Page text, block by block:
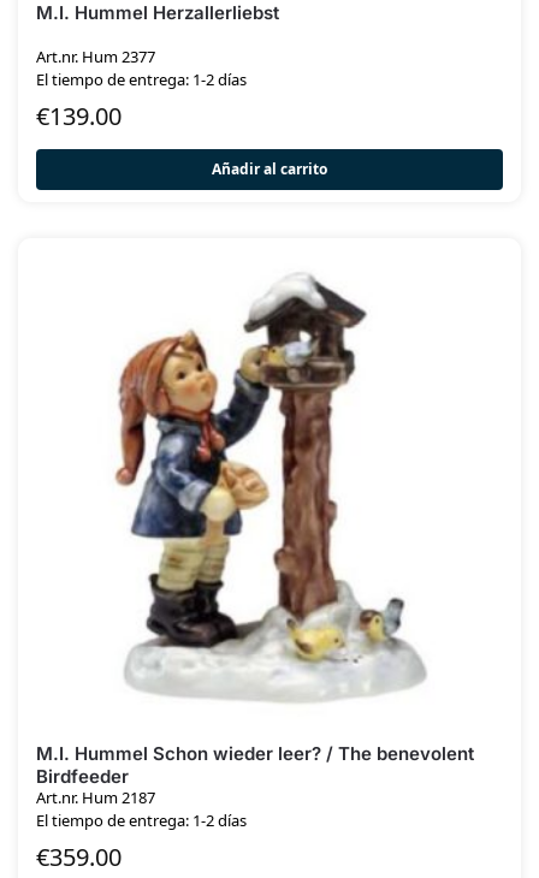
M.I. Hummel Herzallerliebst
Art.nr. Hum 2377
El tiempo de entrega: 1-2 días
€139.00
Añadir al carrito
M.I. Hummel Schon wieder leer? / The benevolent
Birdfeeder
Art.nr. Hum 2187
El tiempo de entrega: 1-2 días
€359.00